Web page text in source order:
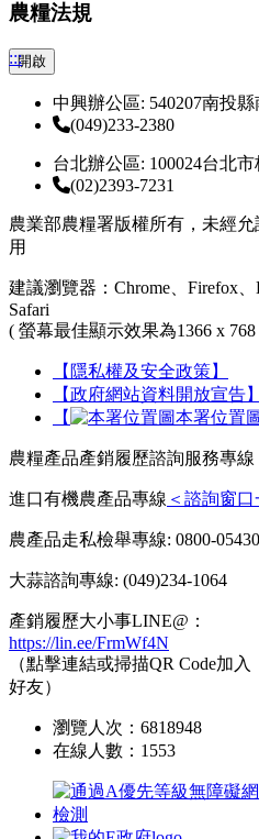
農糧法規
:::開啟
中興辦公區: 540207南投
(049)233-2380
台北辦公區: 100024台北
(02)2393-7231
農業部農糧署版權所有，未經
用
建議瀏覽器：Chrome、Firefox、
Safari
( 螢幕最佳顯示效果為1366 x 768
【隱私權及安全政策】
【政府網站資料開放宣告】
【
本署位置圖
農糧產品產銷履歷諮詢服務專線
進口有機農產品專線 ＜諮詢窗口
農產品走私檢舉專線: 0800-
大蒜諮詢專線: (049)234-1064
產銷履歷大小事LINE@：
https://lin.ee/FrmWf4N
（點擊連結或掃描QR Code加入
好友）
瀏覽人次： 6818948
在線人數： 1553